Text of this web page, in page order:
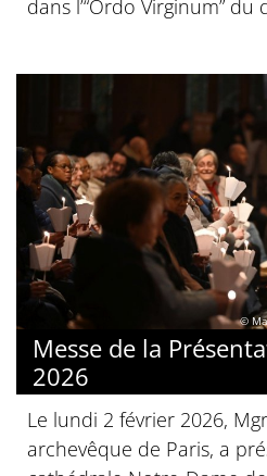
dans l’“Ordo Virginum” du
©
Messe de la
2026
Le lundi 2 février 2026,
archevêque de Paris, a